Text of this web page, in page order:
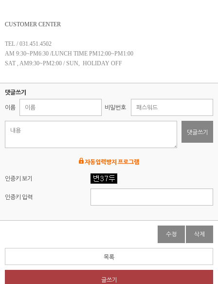
CUSTOMER CENTER
TEL / 031.451.4502
AM 9:30~PM6:30 /LUNCH TIME PM12:00~PM1:00
SAT , AM9:30~PM2:00 / SUN, HOLIDAY OFF
댓글쓰기
이름 비밀번호
댓글쓰기
자동입력방지 프로그램
인증키 보기
인증키 입력
수정 삭제
목록
글쓰기